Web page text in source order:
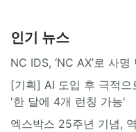
인기 뉴스
NC IDS, ‘NC AX’로 사명
[기획] AI 도입 후 극적으
'한 달에 4개 런칭 가능'
엑스박스 25주년 기념,